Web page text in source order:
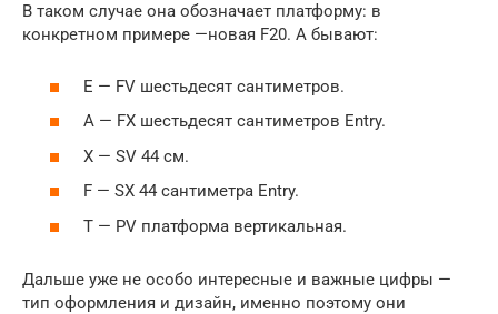
В таком случае она обозначает платформу: в
конкретном примере —новая F20. А бывают:
E — FV шестьдесят сантиметров.
A — FX шестьдесят сантиметров Entry.
X — SV 44 см.
F — SX 44 сантиметра Еntry.
T — PV платформа вертикальная.
Дальше уже не особо интересные и важные цифры —
тип оформления и дизайн, именно поэтому они